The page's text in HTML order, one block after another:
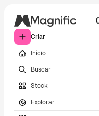
Criar
Início
Buscar
Stock
Explorar